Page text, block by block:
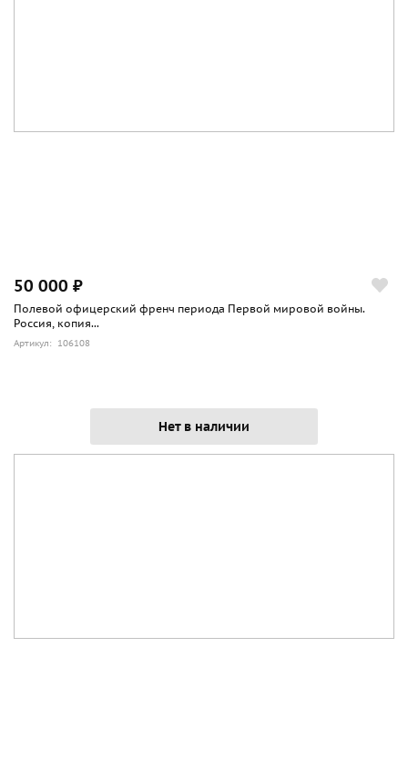
50 000 ₽
Полевой офицерский френч периода Первой мировой войны.
Россия, копия...
Артикул: 106108
Нет в наличии